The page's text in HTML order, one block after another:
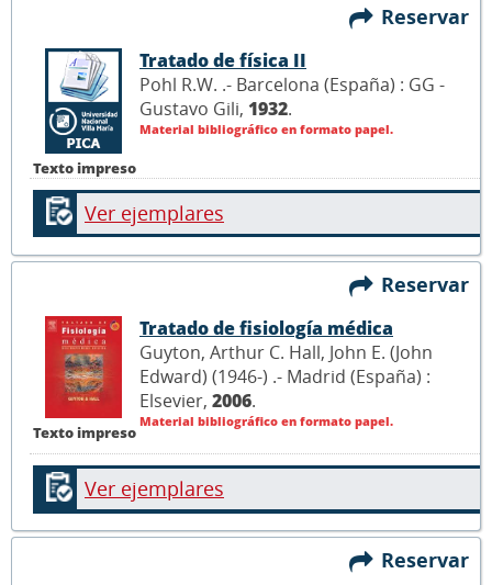
Reservar
Texto impreso
Tratado de física II
Pohl R.W. .- Barcelona (España) : GG -
Gustavo Gili, 1932.
Material bibliográfico en formato papel.
Ver ejemplares
Reservar
Texto impreso
Tratado de fisiología médica
Guyton, Arthur C. Hall, John E. (John
Edward) (1946-) .- Madrid (España) :
Elsevier, 2006.
Material bibliográfico en formato papel.
Ver ejemplares
Reservar